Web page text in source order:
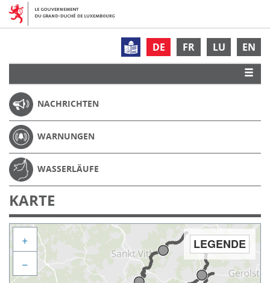
DE FR LU EN
NACHRICHTEN
WARNUNGEN
WASSERLÄUFE
KARTE
LEGENDE
+
−